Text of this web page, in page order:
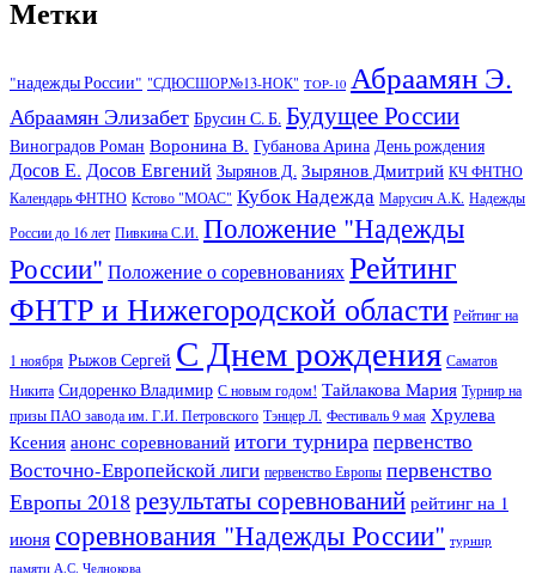
Метки
"надежды России" "СДЮСШОР№13-НОК" TOP-10 Абраамян Э.
Абраамян Элизабет Брусин С. Б. Будущее России
Виноградов Роман Воронина В. Губанова Арина День рождения
Досов Е. Досов Евгений Зырянов Д. Зырянов Дмитрий КЧ ФНТНО
Календарь ФНТНО Кстово "МОАС" Кубок Надежда Марусич А.К. Надежды
России до 16 лет Пивкина С.И. Положение "Надежды
России" Положение о соревнованияхРейтинг
ФНТР и Нижегородской области Рейтинг на
1 ноября Рыжов Сергей С Днем рождения Саматов
Никита Сидоренко Владимир С новым годом! Тайлакова Мария Турнир на
призы ПАО завода им. Г.И. Петровского Тэнцер Л. Фестиваль 9 мая Хрулева
Ксения анонс соревнований итоги турнирапервенство
Восточно-Европейской лиги первенство Европы первенство
Европы 2018 результаты соревнований рейтинг на 1
июня соревнования "Надежды России" турнир
памяти А.С. Челнокова